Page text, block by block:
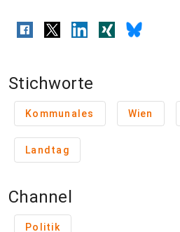
Stichworte
Kommunales Wien
Landtag
Channel
Politik